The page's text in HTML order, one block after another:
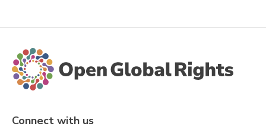
Connect with us